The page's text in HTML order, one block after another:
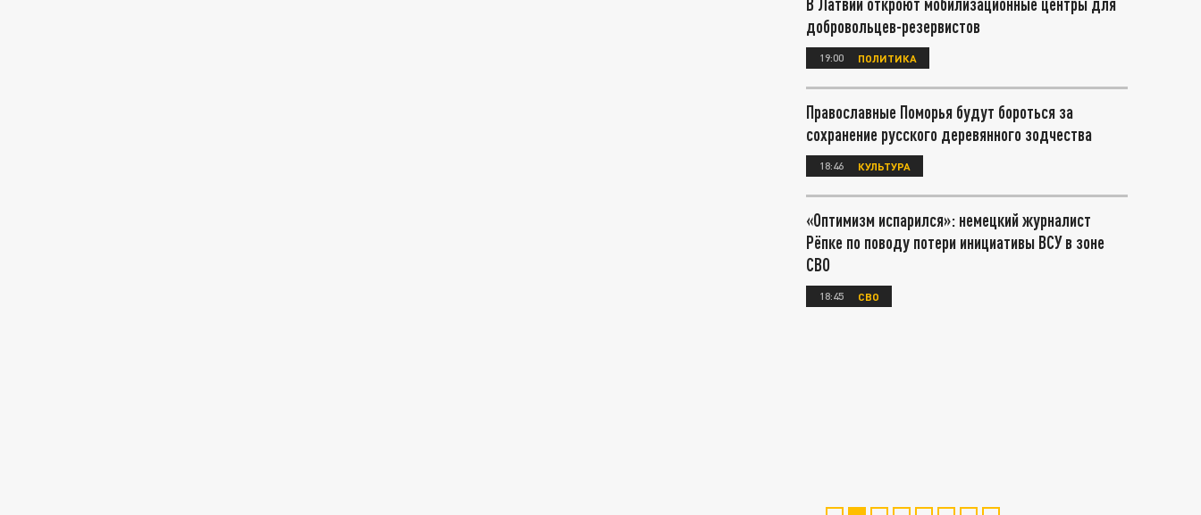
добровольцев-резервистов
19:00 ПОЛИТИКА
Православные Поморья будут бороться за
сохранение русского деревянного зодчества
18:46 КУЛЬТУРА
«Оптимизм испарился»: немецкий журналист
Рёпке по поводу потери инициативы ВСУ в зоне
СВО
18:45 СВО